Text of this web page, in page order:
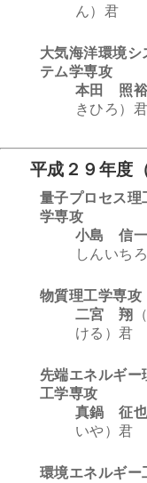
ん）君
大気海洋環境シ
テム学専攻
本田 照裕
きひろ）君
平成２９年度
量子プロセス理
学専攻
小島 信
しんいち
物質理工学専攻
二宮 翔
ける）君
先端エネルギー
工学専攻
真鍋 征
いや）君
環境エネルギー